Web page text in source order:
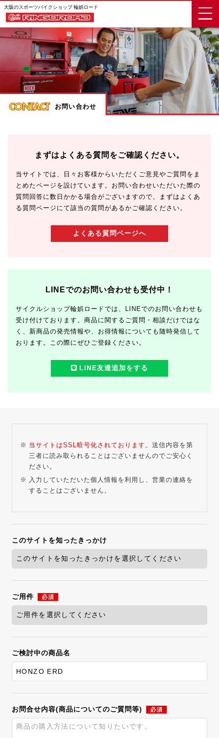
大阪のスポーツバイクショップ 輪娯ロード
CONTACT お問い合わせ
まずはよくある質問をご確認ください。
当サイトでは、日々お客様からいただくご意見やご質問をま
とめたページを設けています。お問い合わせいただいた際の
質問回答に数日かかる場合がございますので、まずはよくあ
る質問ページにて該当の質問があるかご確認ください。
よくある質問ページへ
LINEでのお問い合わせも受付中！
サイクルショップ輪娯ロードでは、LINEでのお問い合わせも
受け付けております。商品に関するご質問・相談だけではな
く、新商品の発売情報や、お得情報についても随時発信して
おります。この際にぜひご登録ください。
LINE友達追加をする
当サイトはSSL暗号化されております。 送信内容を第
三者に読み取られることはございませんのでご安心く
ださい。
入力していただいた個人情報を利用し、営業の連絡を
することはございません。
このサイトを知ったきっかけ
ご用件 必須
ご検討中の商品名
お問合せ内容(商品についてのご質問等) 必須